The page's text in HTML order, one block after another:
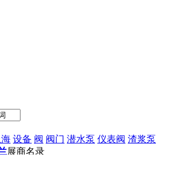
海 设备 阀 阀门 潜水泵 仪表阀 渣浆泵
展商名录